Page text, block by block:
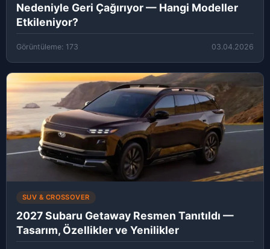
Nedeniyle Geri Çağırıyor — Hangi Modeller
Etkileniyor?
Görüntüleme: 173 03.04.2026
SUV & CROSSOVER
2027 Subaru Getaway Resmen Tanıtıldı —
Tasarım, Özellikler ve Yenilikler